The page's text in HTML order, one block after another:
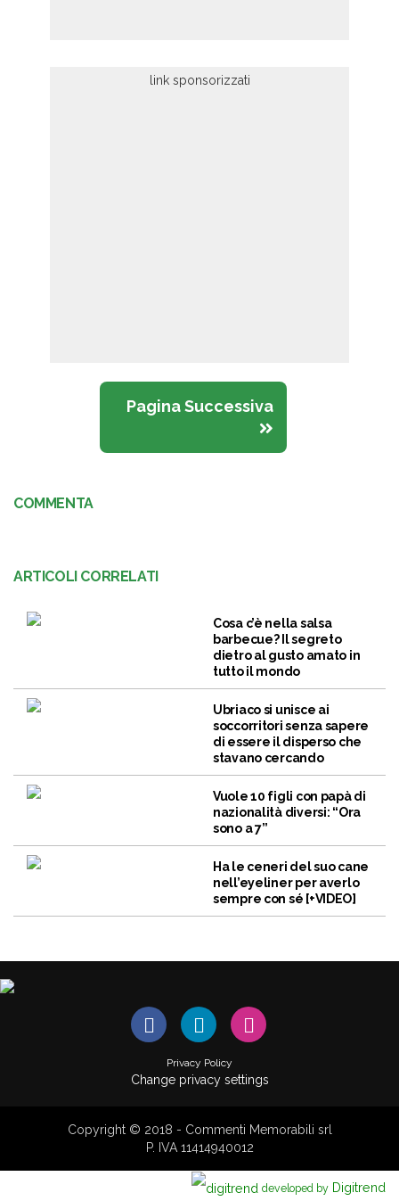
Pagina Successiva
COMMENTA
ARTICOLI CORRELATI
Cosa c’è nella salsa
barbecue? Il segreto
dietro al gusto amato in
tutto il mondo
Ubriaco si unisce ai
soccorritori senza sapere
di essere il disperso che
stavano cercando
Vuole 10 figli con papà di
nazionalità diversi: “Ora
sono a 7”
Ha le ceneri del suo cane
nell’eyeliner per averlo
sempre con sé [+VIDEO]
Privacy Policy
Change privacy settings
Copyright © 2018 - Commenti Memorabili srl
P. IVA 11414940012
developed by Digitrend